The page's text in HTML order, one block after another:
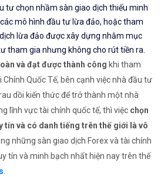
tư chọn nhầm sàn giao dịch thiếu minh
mô hình đầu tư lừa đảo, hoặc tham
lừa đảo được xây dựng nhằm mục
tham gia nhưng không cho rút tiền ra.
và đạt được thành công khi tham
Quốc Tế, bên cạnh việc nhà đầu tư
dồi kiến thức để trở thành một nhà
lĩnh vực tài chính quốc tế, thì việc chọn
tín và có danh tiếng trên thế giới là vô
những sàn giao dịch Forex và tài chính
tín và minh bạch nhất hiện nay trên thế
.